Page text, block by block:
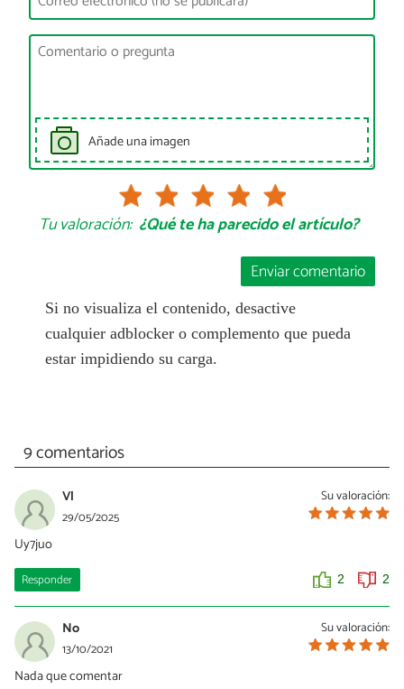
Añade una imagen
Tu valoración: ¿Qué te ha parecido el artículo?
Enviar comentario
Si no visualiza el contenido, desactive
cualquier adblocker o complemento que pueda
estar impidiendo su carga.
9 comentarios
Su valoración:
Vl
29/05/2025
Uy7juo
Responder 2 2
Su valoración:
No
13/10/2021
Nada que comentar